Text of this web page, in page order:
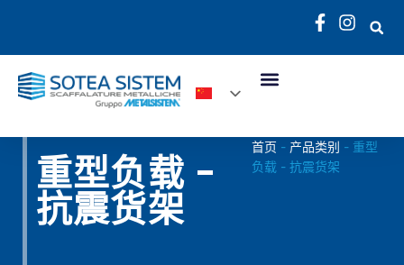
重型负载 -
抗震货架
首页 - 产品类别 - 重型
负载 - 抗震货架